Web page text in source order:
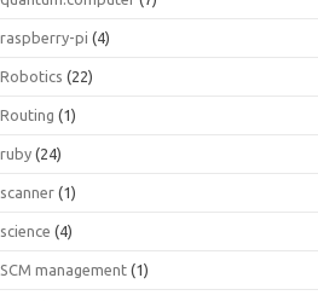
raspberry-pi (4)
Robotics (22)
Routing (1)
ruby (24)
scanner (1)
science (4)
SCM management (1)